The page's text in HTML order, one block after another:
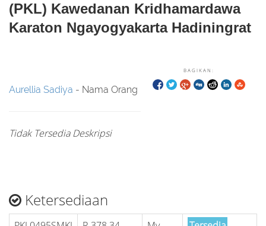
(PKL) Kawedanan Kridhamardawa
Karaton Ngayogyakarta Hadiningrat
BAGIKAN:
Aurellia Sadiya - Nama Orang
Tidak Tersedia Deskripsi
Ketersediaan